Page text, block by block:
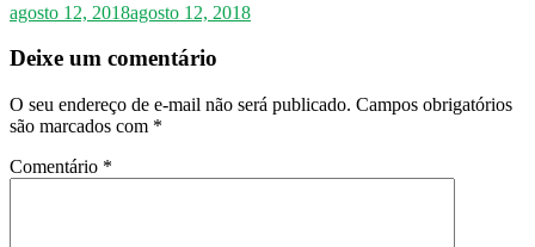
agosto 12, 2018agosto 12, 2018
Deixe um comentário
O seu endereço de e-mail não será publicado. Campos obrigatórios
são marcados com *
Comentário *